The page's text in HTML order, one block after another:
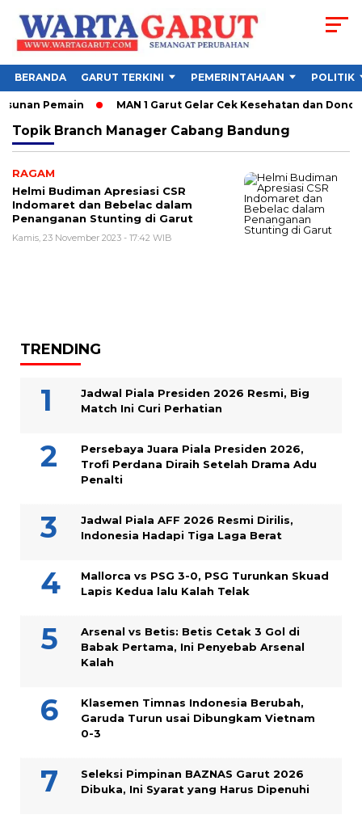
BERANDA GARUT TERKINI PEMERINTAHAAN POLITIK
Pemain MAN 1 Garut Gelar Cek Kesehatan dan Donor
Topik Branch Manager Cabang Bandung
RAGAM
Helmi Budiman Apresiasi CSR
Indomaret dan Bebelac dalam
Penanganan Stunting di Garut
Kamis, 23 November 2023 - 17:42 WIB
TRENDING
Jadwal Piala Presiden 2026 Resmi, Big
Match Ini Curi Perhatian
Persebaya Juara Piala Presiden 2026,
Trofi Perdana Diraih Setelah Drama Adu
Penalti
Jadwal Piala AFF 2026 Resmi Dirilis,
Indonesia Hadapi Tiga Laga Berat
Mallorca vs PSG 3-0, PSG Turunkan Skuad
Lapis Kedua lalu Kalah Telak
Arsenal vs Betis: Betis Cetak 3 Gol di
Babak Pertama, Ini Penyebab Arsenal
Kalah
Klasemen Timnas Indonesia Berubah,
Garuda Turun usai Dibungkam Vietnam
0-3
Seleksi Pimpinan BAZNAS Garut 2026
Dibuka, Ini Syarat yang Harus Dipenuhi